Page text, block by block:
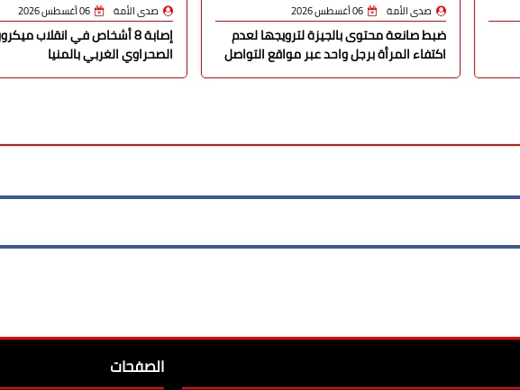
صدى الأمة 06 أغسطس 2026
ضبط صانعة محتوى بالجيزة لترويجها لعدم
اكتفاء المرأة برجل واحد عبر مواقع التواصل
صدى الأمة 06 أغسطس 2026
إصابة 8 أشخاص في انقلاب
الصحراوي الغربي بالمنيا
الصفحات